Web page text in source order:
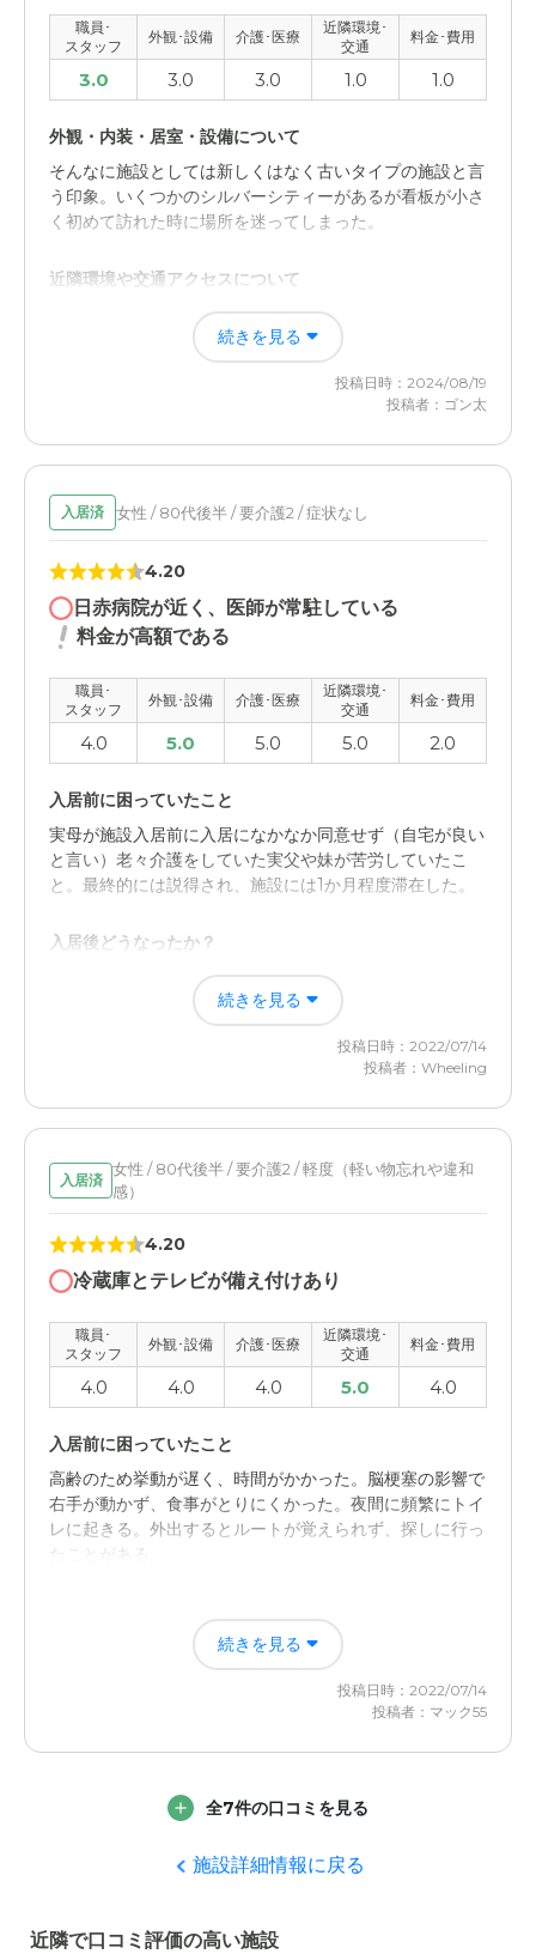
職員･
スタッフ
外観･設備 介護･医療
近隣環境･
交通
料金･費用
3.0 3.0 3.0 1.0 1.0
外観・内装・居室・設備について
そんなに施設としては新しくはなく古いタイプの施設と言
う印象。いくつかのシルバーシティーがあるが看板が小さ
く初めて訪れた時に場所を迷ってしまった。
近隣環境や交通アクセスについて
最寄りの駅からシルバーシティが少し遠いので親族にとっ
ては車で行く事になる。近くにバスがあるが、ルートやタ
イムリーでは行けない。
続きを見る
投稿日時：2024/08/19
投稿者：ゴン太
入居済 女性 / 80代後半 / 要介護2 / 症状なし
4.20
日赤病院が近く、医師が常駐している
料金が高額である
職員･
スタッフ
外観･設備 介護･医療
近隣環境･
交通
料金･費用
4.0 5.0 5.0 5.0 2.0
入居前に困っていたこと
実母が施設入居前に入居になかなか同意せず（自宅が良い
と言い）老々介護をしていた実父や妹が苦労していたこ
と。最終的には説得され、施設には1か月程度滞在した。
入居後どうなったか？
緊急避難的、一時的な滞在ではあったが、手術前の最も手
のかかる時期に施設にいて貰ったことにより、実父と妹の
精神的肉体的負荷が軽減された。
あるようだが内装がリノヴェーションされており綺麗であ
った。
職員・スタッフ・他入居者の雰囲気について
スタッフのテキパキキビキビと反応が良いように見えた。
ようが感じられた。
外観・内装・居室・設備について
いて、部屋からの景色もまあまあで、個室も広過ぎも狭す
ぎもせず、中庸を得ていた。
介護医療サービスについて
JR武蔵境駅から徒歩数分とアクセスが良く、駅近ではあ
であったと思う。
父が支払ったのだが、具体的に幾らとは聞かなかったがか
ある家庭でないとaffordableではないという印象があっ
続きを見る
投稿日時：2022/07/14
投稿者：Wheeling
入居済
女性 / 80代後半 / 要介護2 / 軽度（軽い物忘れや違和
感）
4.20
冷蔵庫とテレビが備え付けあり
職員･
スタッフ
外観･設備 介護･医療
近隣環境･
交通
料金･費用
4.0 4.0 4.0 5.0 4.0
入居前に困っていたこと
高齢のため挙動が遅く、時間がかかった。脳梗塞の影響で
右手が動かず、食事がとりにくかった。夜間に頻繁にトイ
レに起きる。外出するとルートが覚えられず、探しに行っ
たことがある。
施設は三食支給で、施設内ですべての行動が完結する。夜
間もサポートしているので、介護の必要はない。
染対策を徹底していたが、ガラス越の面談など配慮してく
職員、スタッフの対応は親切、丁寧だとの印象。職員は定
続きを見る
投稿日時：2022/07/14
投稿者：マック55
全7件の口コミを見る
施設詳細情報に戻る
近隣で口コミ評価の高い施設